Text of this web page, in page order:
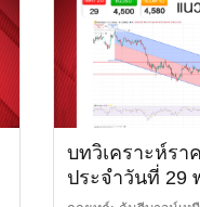
บทวิเคราะห์รา
ประจำวันที่ 29
2569